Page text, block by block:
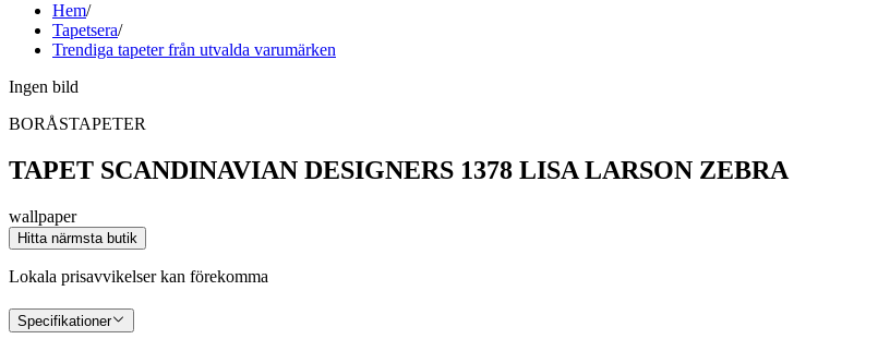
Hem/
Tapetsera/
Trendiga tapeter från utvalda varumärken
Ingen bild
BORÅSTAPETER
TAPET SCANDINAVIAN DESIGNERS 1378 LISA LARSON ZEBRA
wallpaper
Hitta närmsta butik
Lokala prisavvikelser kan förekomma
Specifikationer